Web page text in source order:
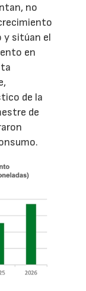
no
y sitúan el
en
de la
de